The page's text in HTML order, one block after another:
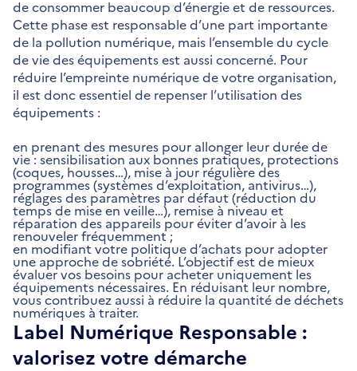
de consommer beaucoup d’énergie et de ressources.
Cette phase est responsable d’une part importante
de la pollution numérique, mais l’ensemble du cycle
de vie des équipements est aussi concerné. Pour
réduire l’empreinte numérique de votre organisation,
il est donc essentiel de repenser l’utilisation des
équipements :
en prenant des mesures pour allonger leur durée de
vie : sensibilisation aux bonnes pratiques, protections
(coques, housses…), mise à jour régulière des
programmes (systèmes d’exploitation, antivirus…),
réglages des paramètres par défaut (réduction du
temps de mise en veille…), remise à niveau et
réparation des appareils pour éviter d’avoir à les
renouveler fréquemment ;
en modifiant votre politique d’achats pour adopter
une approche de sobriété. L’objectif est de mieux
évaluer vos besoins pour acheter uniquement les
équipements nécessaires. En réduisant leur nombre,
vous contribuez aussi à réduire la quantité de déchets
numériques à traiter.
Label Numérique Responsable :
valorisez votre démarche